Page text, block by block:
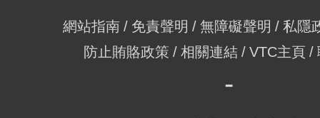
網站指南 免責聲明 無障礙聲明
私隱
防止賄賂政策
相關連結 VTC主頁